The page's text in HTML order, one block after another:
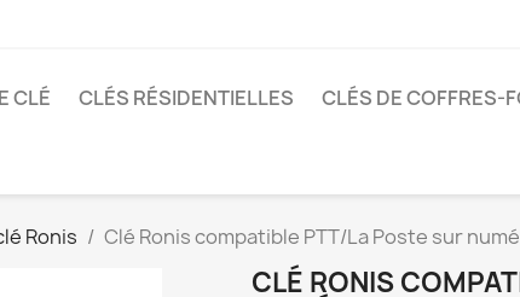
CLÉ CLÉS RÉSIDENTIELLES CLÉS DE COFFRES-
Ronis Clé Ronis compatible PTT/La Poste sur
CLÉ RONIS